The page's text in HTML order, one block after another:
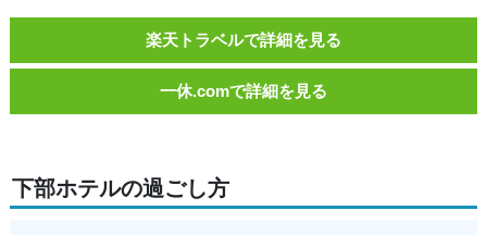
楽天トラベルで詳細を見る
一休.comで詳細を見る
下部ホテルの過ごし方